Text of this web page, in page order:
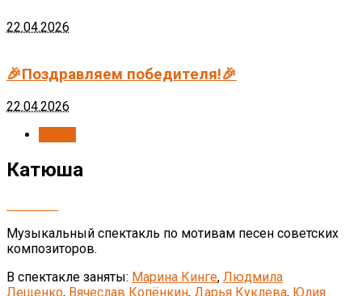
22.04.2026
🎉Поздравляем победителя!🎉
22.04.2026
Катюша
Музыкальный спектакль по мотивам песен советских
композиторов.
В спектакле заняты: Марина Кинге, Людмила
Лещенко, Вячеслав Копёнкин, Дарья Куклева, Юлия